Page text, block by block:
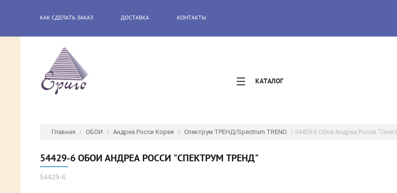
КАК СДЕЛАТЬ ЗАКАЗ ДОСТАВКА
КОНТАКТЫ
КАТАЛОГ
Главная / ОБОИ / Андреа Росси Корея / Спектрум ТРЕНД/Spectrum TREND / 54429-6 Обои Андреа Росси
54429-6 ОБОИ АНДРЕА РОССИ "СПЕКТРУМ ТРЕНД"
54429-6